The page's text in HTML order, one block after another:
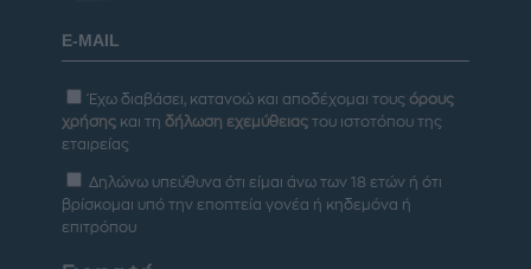
Έχω διαβάσει, κατανοώ και αποδέχομαι τους όρους
χρήσης και τη δήλωση εχεμύθειας του ιστοτόπου της
εταιρείας
Δηλώνω υπεύθυνα ότι είμαι άνω των 18 ετών ή ότι
βρίσκομαι υπό την εποπτεία γονέα ή κηδεμόνα ή
επιτρόπου